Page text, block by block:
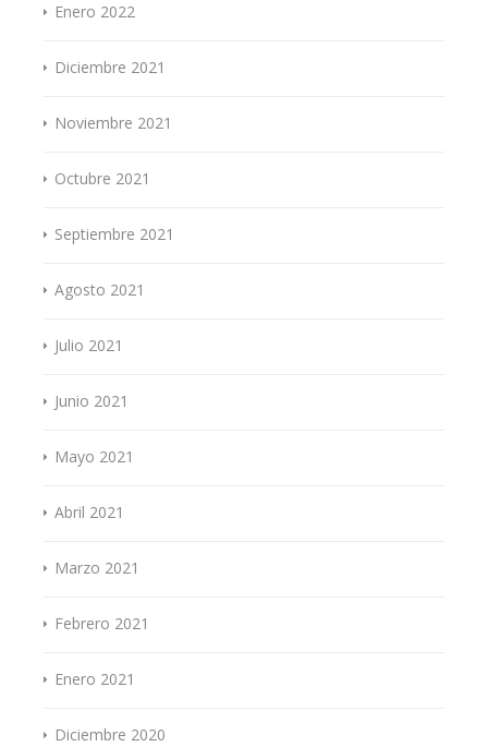
Enero 2022
Diciembre 2021
Noviembre 2021
Octubre 2021
Septiembre 2021
Agosto 2021
Julio 2021
Junio 2021
Mayo 2021
Abril 2021
Marzo 2021
Febrero 2021
Enero 2021
Diciembre 2020